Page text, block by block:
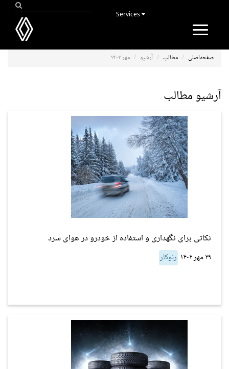
Toggle
صفحه‌اصلی مطالب آرشیو مهر ۱۴۰۲
آرشیو مطالب
نکاتی برای نگهداری و استفاده از خودرو در هوای سرد
۲۹ مهر ۱۴۰۲ رنوکار